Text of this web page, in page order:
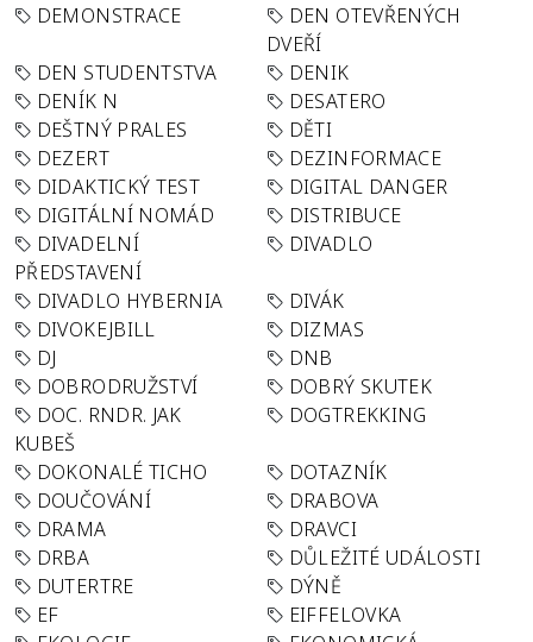
DEMONSTRACE
DEN OTEVŘENÝCH
DVEŘÍ
DEN STUDENTSTVA
DENIK
DENÍK N
DESATERO
DEŠTNÝ PRALES
DĚTI
DEZERT
DEZINFORMACE
DIDAKTICKÝ TEST
DIGITAL DANGER
DIGITÁLNÍ NOMÁD
DISTRIBUCE
DIVADELNÍ
PŘEDSTAVENÍ
DIVADLO
DIVADLO HYBERNIA
DIVÁK
DIVOKEJBILL
DIZMAS
DJ
DNB
DOBRODRUŽSTVÍ
DOBRÝ SKUTEK
DOC. RNDR. JAK
KUBEŠ
DOGTREKKING
DOKONALÉ TICHO
DOTAZNÍK
DOUČOVÁNÍ
DRABOVA
DRAMA
DRAVCI
DRBA
DŮLEŽITÉ UDÁLOSTI
DUTERTRE
DÝNĚ
EF
EIFFELOVKA